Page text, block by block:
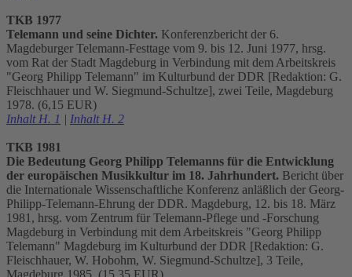
TKB 1977
Telemann und seine Dichter. Konferenzbericht der 6.
Magdeburger Telemann-Festtage vom 9. bis 12. Juni 1977, hrsg.
vom Rat der Stadt Magdeburg in Verbindung mit dem Arbeitskreis
"Georg Philipp Telemann" im Kulturbund der DDR [Redaktion: G.
Fleischhauer und W. Siegmund-Schultze], zwei Teile, Magdeburg
1978. (6,15 EUR)
Inhalt H. 1 | Inhalt H. 2
TKB 1981
Die Bedeutung Georg Philipp Telemanns für die Entwicklung
der europäischen Musikkultur im 18. Jahrhundert. Bericht über
die Internationale Wissenschaftliche Konferenz anläßlich der Georg-
Philipp-Telemann-Ehrung der DDR. Magdeburg, 12. bis 18. März
1981, hrsg. vom Zentrum für Telemann-Pflege und -Forschung
Magdeburg in Verbindung mit dem Arbeitskreis "Georg Philipp
Telemann" Magdeburg im Kulturbund der DDR [Redaktion: G.
Fleischhauer, W. Hobohm, W. Siegmund-Schultze], 3 Teile,